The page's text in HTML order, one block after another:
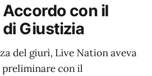
con il
Giustizia
del giurì, Live Nation aveva
con il